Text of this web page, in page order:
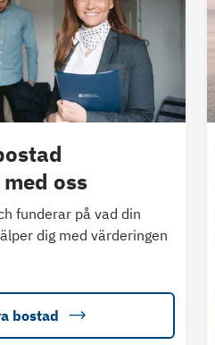
oss
funderar på vad din
dig med värderingen
bostad